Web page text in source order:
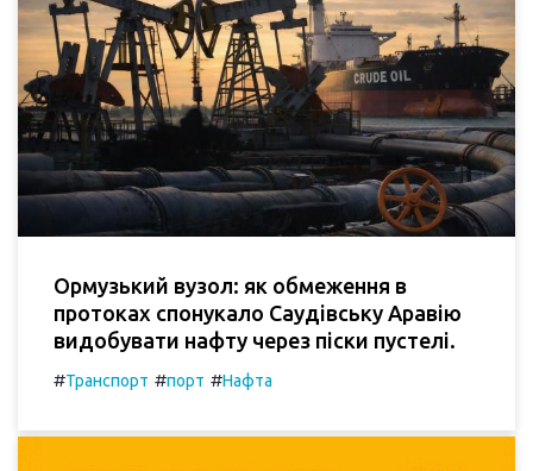
Ормузький вузол: як обмеження в
протоках спонукало Саудівську Аравію
видобувати нафту через піски пустелі.
#Транспорт #порт #Нафта